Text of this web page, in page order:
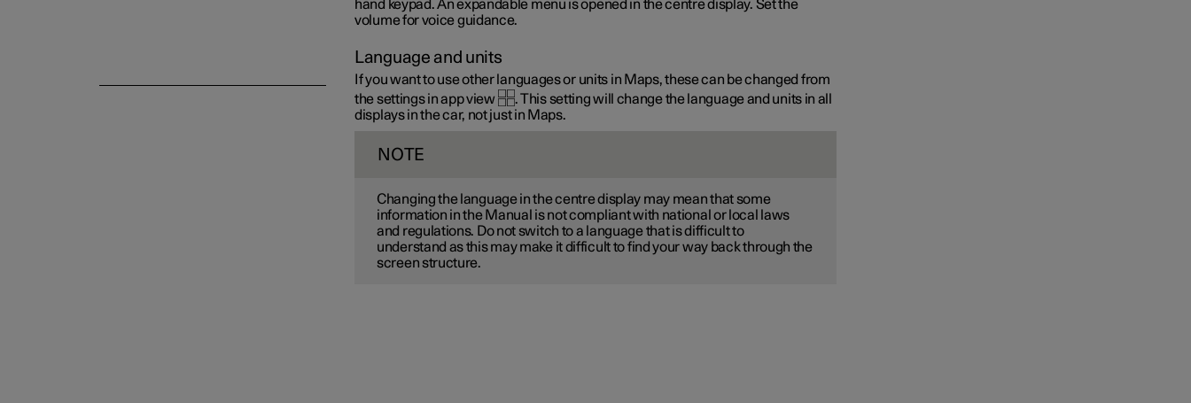
hand keypad. An expandable menu is opened in the centre display. Set the
volume for voice guidance.
Language and units
If you want to use other languages or units in Maps, these can be changed from
the settings in app view
. This setting will change the language and units in all
displays in the car, not just in Maps.
NOTE
Changing the language in the centre display may mean that some
information in the Manual is not compliant with national or local laws
and regulations. Do not switch to a language that is difficult to
understand as this may make it difficult to find your way back through the
screen structure.